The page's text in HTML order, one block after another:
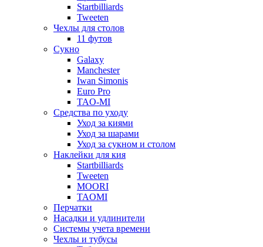
Startbilliards
Tweeten
Чехлы для столов
11 футов
Сукно
Galaxy
Manchester
Iwan Simonis
Euro Pro
TAO-MI
Средства по уходу
Уход за киями
Уход за шарами
Уход за сукном и столом
Наклейки для кия
Startbilliards
Tweeten
MOORI
TAOMI
Перчатки
Насадки и удлинители
Системы учета времени
Чехлы и тубусы